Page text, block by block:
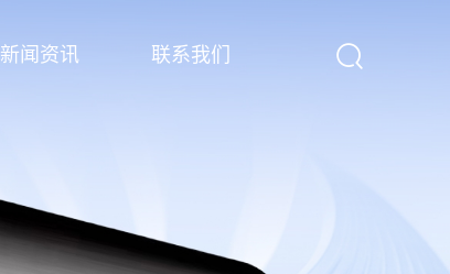
新闻资讯 联系我们